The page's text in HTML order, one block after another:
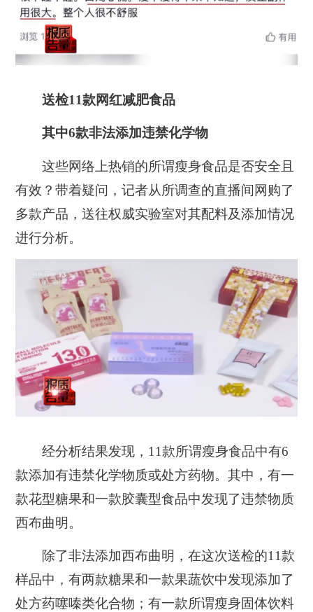
送检11款网红减肥食品
其中6款非法添加违禁化学物
这些网络上热销的所谓瘦身食品是否安全且
有效？带着疑问，记者从所调查的直播间网购了
多款产品，送往权威实验室对其配料及添加情况
进行分析。
经分析结果发现，11款所谓瘦身食品中有6
款添加有违禁化学物质或处方药物。其中，有一
款花型糖果和一款胶囊型食品中发现了违禁物质
西布曲明。
除了非法添加西布曲明，在这次送检的11款
样品中，有两款糖果和一款果蔬饮中发现添加了
处方药噻嗪类化合物；有一款所谓瘦身固体饮料